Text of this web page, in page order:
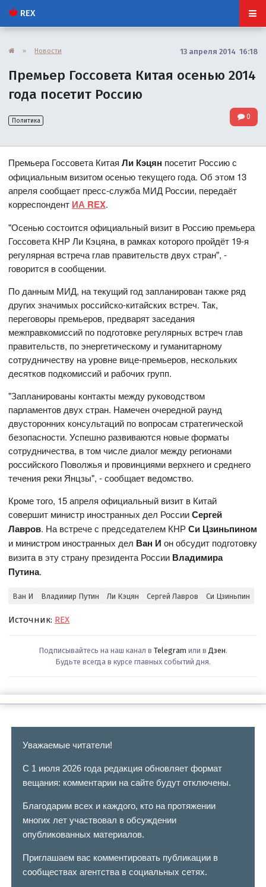
REX
» Новости 13 апреля 2014 16:18
Премьер Госсовета Китая осенью 2014
года посетит Россию
Политика 0
Премьера Госсовета КитаяЛи Кэцян посетит Россию с
официальным визитом осенью текущего года. Об этом 13
апреля сообщает пресс-служба МИД России, передаёт
корреспондент ИА REX.
"Осенью состоится официальный визит в Россию премьера
Госсовета КНР Ли Кэцяна, в рамках которого пройдёт 19-я
регулярная встреча глав правительств двух стран", -
говорится в сообщении.
По данным МИД, на текущий год запланирован также ряд
других значимых российско-китайских встреч. Так,
переговоры премьеров, предварят заседания
межправкомиссий по подготовке регулярных встреч глав
правительств, по энергетическому и гуманитарному
сотрудничеству на уровне вице-премьеров, нескольких
десятков подкомиссий и рабочих групп.
"Запланированы контакты между руководством
парламентов двух стран. Намечен очередной раунд
двусторонних консультаций по вопросам стратегической
безопасности. Успешно развиваются новые форматы
сотрудничества, в том числе диалог между регионами
российского Поволжья и провинциями верхнего и среднего
течения реки Янцзы", - сообщает ведомство.
Кроме того, 15 апреля официальный визит в Китай
совершит министр иностранных дел РоссииСергей
Лавров. На встрече с председателем КНРСи Цзиньпином
и министром иностранных дел Ван И он обсудит подготовку
визита в эту страну президента России Владимира
Путина.
Ван И Владимир Путин Ли Кэцян Сергей Лавров Си Цзиньпин
Источник: REX
Подписывайтесь на наш канал в Telegram или в Дзен.
Будьте всегда в курсе главных событий дня.
Уважаемые читатели!
С 1 июля 2026 года редакция обновляет формат
вещания: комментарии на сайте будут отключены.
Благодарим всех и каждого, кто на протяжении
многих лет участвовал в обсуждении
опубликованных материалов.
Приглашаем вас комментировать публикации в
сообществах агентства в социальных сетях.